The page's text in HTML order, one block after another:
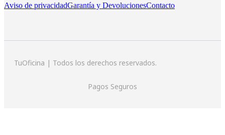
Aviso de privacidadGarantía y DevolucionesContacto
TuOficina | Todos los derechos reservados.
Pagos Seguros